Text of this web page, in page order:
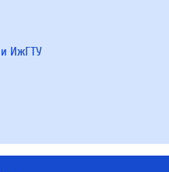
ИжГТУ